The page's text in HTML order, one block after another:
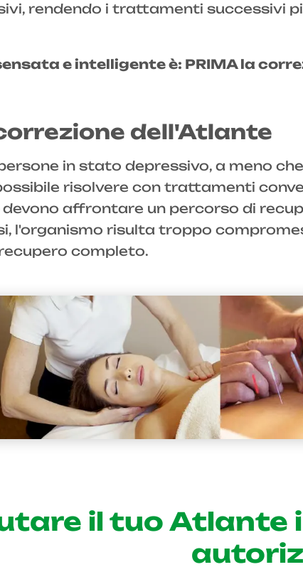
rendendo i trattamenti successivi
e intelligente è: PRIMA la
dell'Atlante
in stato depressivo, a meno
risolvere con trattamenti
affrontare un percorso di
l'organismo risulta troppo
completo.
il tuo Atlante